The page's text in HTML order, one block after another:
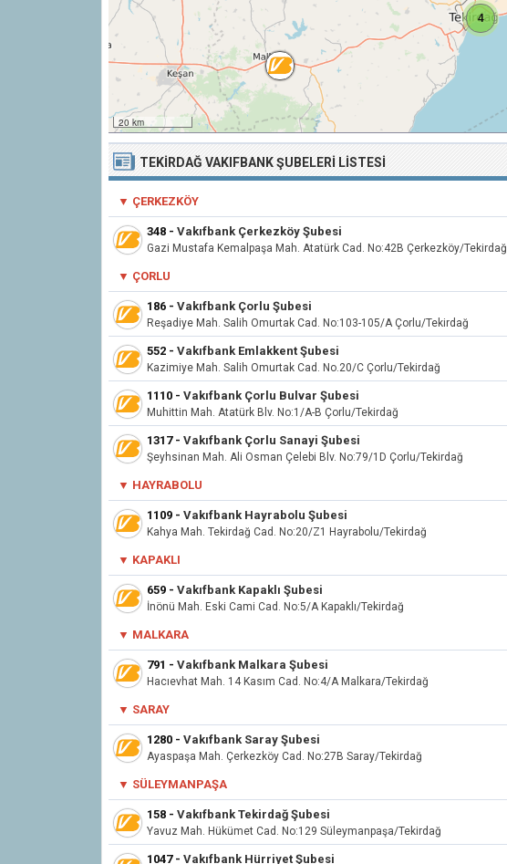
4
20 km
TEKIRDAĞ VAKIFBANK ŞUBELERI LISTESI
▼ ÇERKEZKÖY
348 - Vakıfbank Çerkezköy Şubesi
Gazi Mustafa Kemalpaşa Mah. Atatürk Cad. No:42B Çerkezköy/Tekirdağ
▼ ÇORLU
186 - Vakıfbank Çorlu Şubesi
Reşadiye Mah. Salih Omurtak Cad. No:103-105/A Çorlu/Tekirdağ
552 - Vakıfbank Emlakkent Şubesi
Kazimiye Mah. Salih Omurtak Cad. No.20/C Çorlu/Tekirdağ
1110 - Vakıfbank Çorlu Bulvar Şubesi
Muhittin Mah. Atatürk Blv. No:1/A-B Çorlu/Tekirdağ
1317- Vakıfbank Çorlu Sanayi Şubesi
Şeyhsinan Mah. Ali Osman Çelebi Blv. No:79/1D Çorlu/Tekirdağ
▼ HAYRABOLU
1109 - Vakıfbank Hayrabolu Şubesi
Kahya Mah. Tekirdağ Cad. No:20/Z1 Hayrabolu/Tekirdağ
▼ KAPAKLI
659 - Vakıfbank Kapaklı Şubesi
İnönü Mah. Eski Cami Cad. No:5/A Kapaklı/Tekirdağ
▼ MALKARA
791 - Vakıfbank Malkara Şubesi
Hacıevhat Mah. 14 Kasım Cad. No:4/A Malkara/Tekirdağ
▼ SARAY
1280 - Vakıfbank Saray Şubesi
Ayaspaşa Mah. Çerkezköy Cad. No:27B Saray/Tekirdağ
▼ SÜLEYMANPAŞA
158 - Vakıfbank Tekirdağ Şubesi
Yavuz Mah. Hükümet Cad. No:129 Süleymanpaşa/Tekirdağ
1047- Vakıfbank Hürriyet Şubesi